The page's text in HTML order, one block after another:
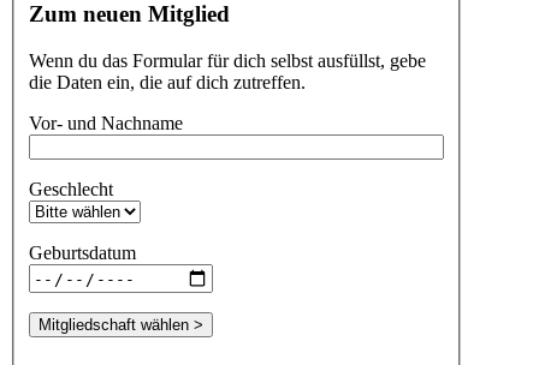
Zum neuen Mitglied
Wenn du das Formular für dich selbst ausfüllst, gebe
die Daten ein, die auf dich zutreffen.
Vor- und Nachname
Geschlecht
Geburtsdatum
Mitgliedschaft wählen >